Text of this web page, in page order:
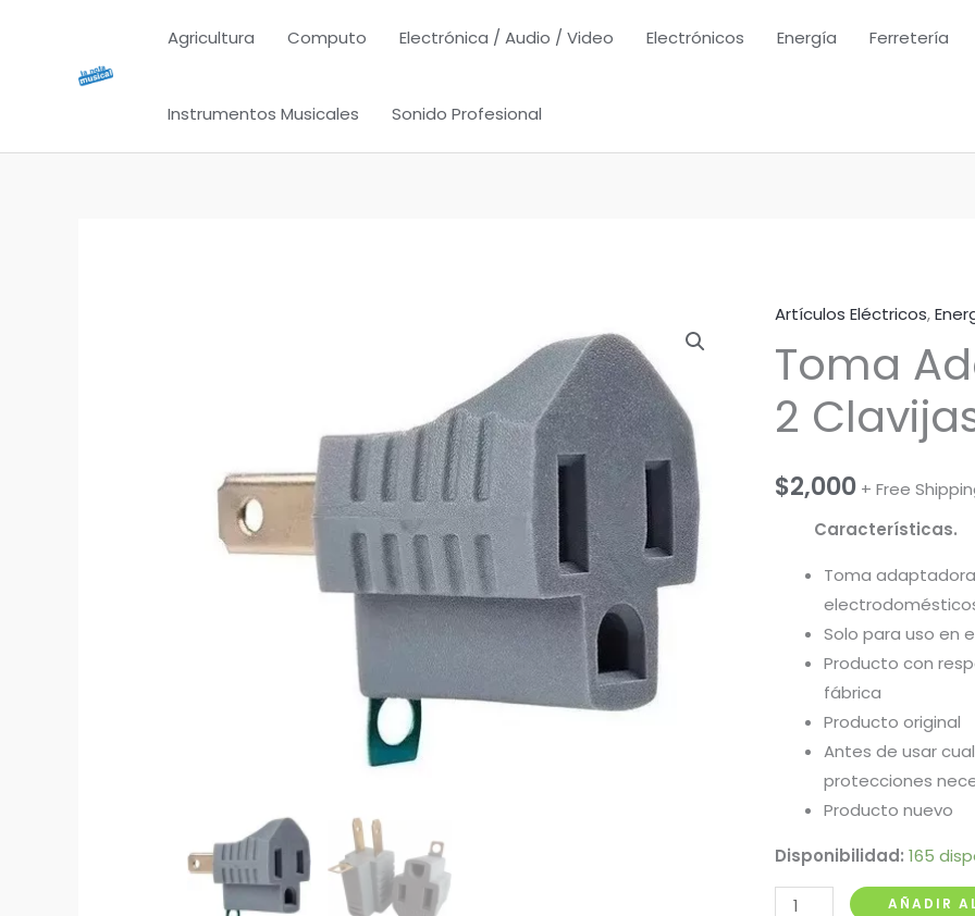
contenido
Agricultura Computo Electrónica / Audio / Video Electrónicos Energía Ferretería
Instrumentos Musicales Sonido Profesional
Artículos Eléctricos,
Toma
2
$2,000 + Free
Características.
Toma
Solo para uso en
Producto con
fábrica
Producto original
Antes de usar
protecciones
Producto nuevo
Disponibilidad: 165
Toma
AÑADIR